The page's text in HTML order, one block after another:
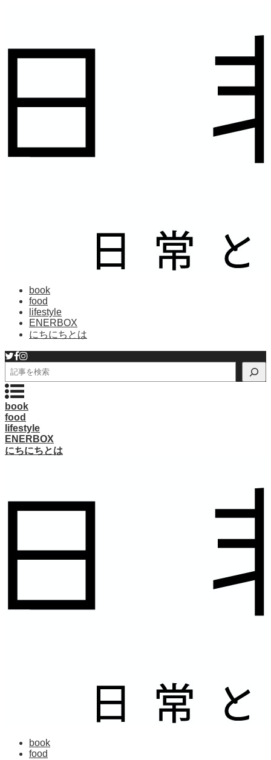
book
food
lifestyle
ENERBOX
にちにちとは
検
索
book
food
lifestyle
ENERBOX
にちにちとは
book
food